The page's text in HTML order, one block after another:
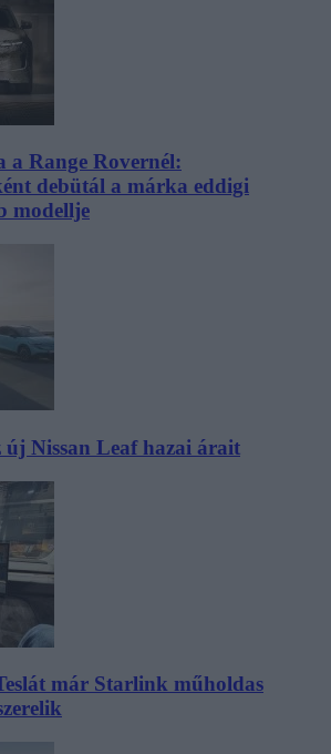
a Range Rovernél:
debütál a márka eddigi
modellje
Nissan Leaf hazai árait
már Starlink műholdas